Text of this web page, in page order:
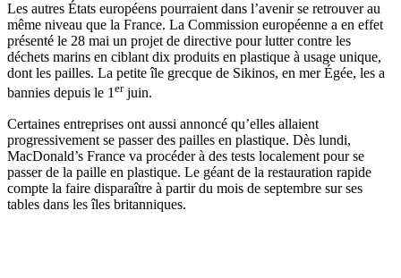
Les autres États européens pourraient dans l’avenir se retrouver au
même niveau que la France. La Commission européenne a en effet
présenté le 28 mai un projet de directive pour lutter contre les
déchets marins en ciblant dix produits en plastique à usage unique,
dont les pailles. La petite île grecque de Sikinos, en mer Égée, les a
bannies depuis le 1erjuin.
Certaines entreprises ont aussi annoncé qu’elles allaient
progressivement se passer des pailles en plastique. Dès lundi,
MacDonald’s France va procéder à des tests localement pour se
passer de la paille en plastique. Le géant de la restauration rapide
compte la faire disparaître à partir du mois de septembre sur ses
tables dans les îles britanniques.